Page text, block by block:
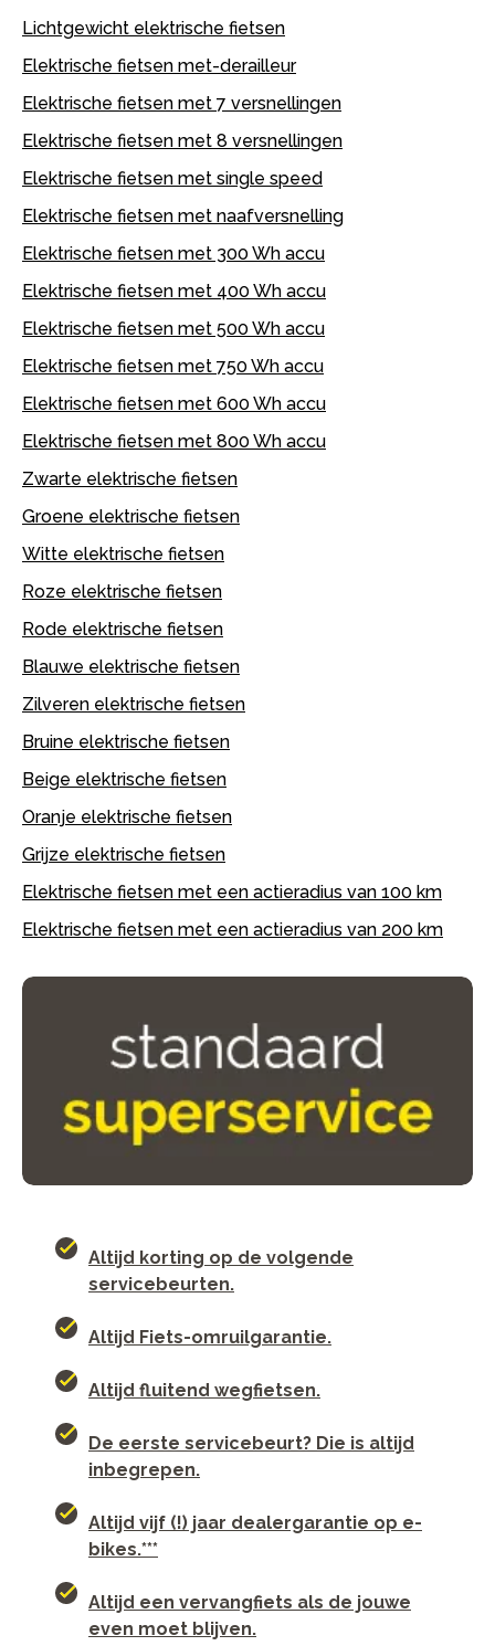
Lichtgewicht elektrische fietsen
Elektrische fietsen met-derailleur
Elektrische fietsen met 7 versnellingen
Elektrische fietsen met 8 versnellingen
Elektrische fietsen met single speed
Elektrische fietsen met naafversnelling
Elektrische fietsen met 300 Wh accu
Elektrische fietsen met 400 Wh accu
Elektrische fietsen met 500 Wh accu
Elektrische fietsen met 750 Wh accu
Elektrische fietsen met 600 Wh accu
Elektrische fietsen met 800 Wh accu
Zwarte elektrische fietsen
Groene elektrische fietsen
Witte elektrische fietsen
Roze elektrische fietsen
Rode elektrische fietsen
Blauwe elektrische fietsen
Zilveren elektrische fietsen
Bruine elektrische fietsen
Beige elektrische fietsen
Oranje elektrische fietsen
Grijze elektrische fietsen
Elektrische fietsen met een actieradius van 100 km
Elektrische fietsen met een actieradius van 200 km
Altijd korting op de volgende
servicebeurten.
Altijd Fiets-omruilgarantie.
Altijd fluitend wegfietsen.
De eerste servicebeurt? Die is altijd
inbegrepen.
Altijd vijf (!) jaar dealergarantie op e-
bikes.***
Altijd een vervangfiets als de jouwe
even moet blijven.